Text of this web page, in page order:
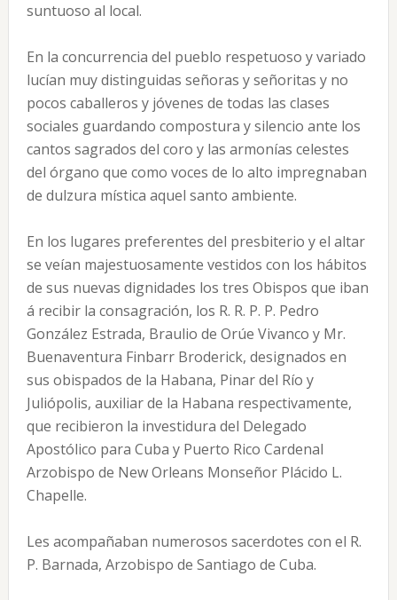
suntuoso al local.
En la concurrencia del pueblo respetuoso y variado
lucían muy distinguidas señoras y señoritas y no
pocos caballeros y jóvenes de todas las clases
sociales guardando compostura y silencio ante los
cantos sagrados del coro y las armonías celestes
del órgano que como voces de lo alto impregnaban
de dulzura mística aquel santo ambiente.
En los lugares preferentes del presbiterio y el altar
se veían majestuosamente vestidos con los hábitos
de sus nuevas dignidades los tres Obispos que iban
á recibir la consagración, los R. R. P. P. Pedro
González Estrada, Braulio de Orúe Vivanco y Mr.
Buenaventura Finbarr Broderick, designados en
sus obispados de la Habana, Pinar del Río y
Juliópolis, auxiliar de la Habana respectivamente,
que recibieron la investidura del Delegado
Apostólico para Cuba y Puerto Rico Cardenal
Arzobispo de New Orleans Monseñor Plácido L.
Chapelle.
Les acompañaban numerosos sacerdotes con el R.
P. Barnada, Arzobispo de Santiago de Cuba.